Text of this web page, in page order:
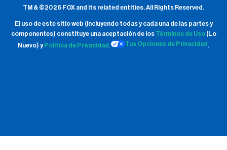
TM & ©2026 FOX and its related entities.All Rights Reserved.
El uso de este sitio web (incluyendo todas y cada una de las partes y
componentes) constituye una aceptación de los Términos de Uso(Lo
Nuevo) y Política de Privacidad. Tus Opciones de Privacidad .